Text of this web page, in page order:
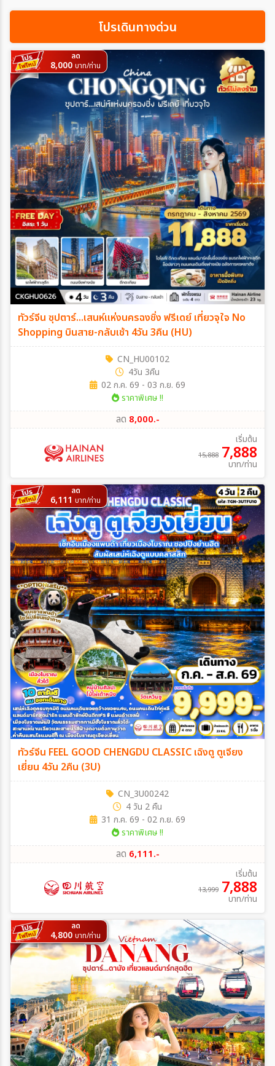
ระหว่าง
ค้นหา
โปรเดินทางด่วน
ลด
8,000 บาท/ท่าน
ทัวร์จีน ซุปตาร์...เสนห์แห่งนครฉงชิ่ง ฟรีเดย์ เที่ยวจุใจ No
Shopping บินสาย-กลับเช้า 4วัน 3คืน (HU)
CN_HU00102
4วัน 3คืน
02 ก.ค. 69 - 03 ก.ย. 69
ราคาพิเศษ !!
ลด 8,000.-
เริ่มต้น
15,888 7,888
บาท/ท่าน
ลด
6,111 บาท/ท่าน
ทัวร์จีน FEEL GOOD CHENGDU CLASSIC เฉิงตู ตูเจียง
เยี่ยน 4วัน 2คืน (3U)
CN_3U00242
4 วัน 2 คืน
31 ก.ค. 69 - 02 ก.ย. 69
ราคาพิเศษ !!
ลด 6,111.-
เริ่มต้น
13,999 7,888
บาท/ท่าน
ลด
4,800 บาท/ท่าน